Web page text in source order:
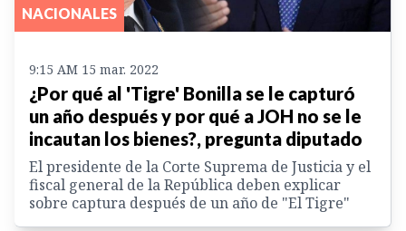
NACIONALES
9:15 AM 15 mar. 2022
¿Por qué al 'Tigre' Bonilla se le capturó
un año después y por qué a JOH no se le
incautan los bienes?, pregunta diputado
El presidente de la Corte Suprema de Justicia y el
fiscal general de la República deben explicar
sobre captura después de un año de "El Tigre"